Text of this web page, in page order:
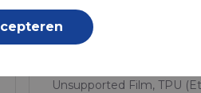
Unsupported Film, TPU